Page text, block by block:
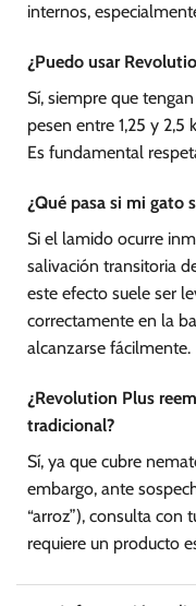
internos,
¿Puedo usar
Sí, siempre que
pesen entre 1,25 y 2,5
Es fundamental
¿Qué pasa si mi gato
Si el lamido ocurre
salivación transitoria
este efecto suele ser
correctamente en la
alcanzarse fácilmente.
¿Revolution Plus
tradicional?
Sí, ya que cubre
embargo, ante
“arroz”), consulta con
requiere un producto